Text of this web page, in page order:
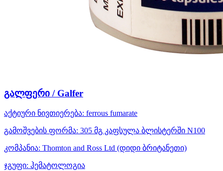
გალფერი / Galfer
აქტიური ნივთიერება: ferrous fumarate
გამოშვების ფორმა: 305 მგ კაფსულა ბლისტერში N100
კომპანია: Thomton and Ross Ltd (დიდი ბრიტანეთი)
ჯგუფი: ჰემატოლოგია